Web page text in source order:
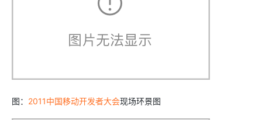
图： 2011中国移动开发者大会现场环景图